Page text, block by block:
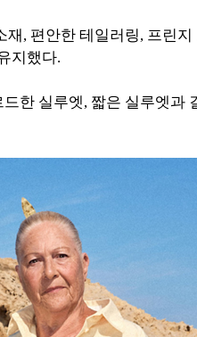
, 편안한 테일러링, 프린
지했다.
한 실루엣, 짧은 실루엣